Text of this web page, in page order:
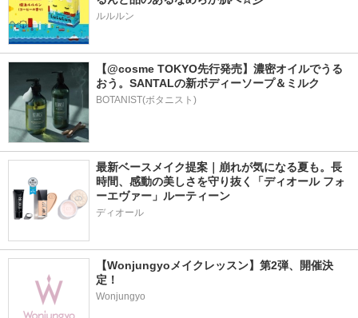
ルルルン
【@cosme TOKYO先行発売】濃密オイルでうる
おう。SANTALの新ボディーソープ＆ミルク
BOTANIST(ボタニスト)
最新ベースメイク提案｜崩れが気になる夏も。長
時間、感動の美しさを守り抜く「ディオール フォ
ーエヴァー」ルーティーン
ディオール
【Wonjungyoメイクレッスン】第2弾、開催決
定！
Wonjungyo